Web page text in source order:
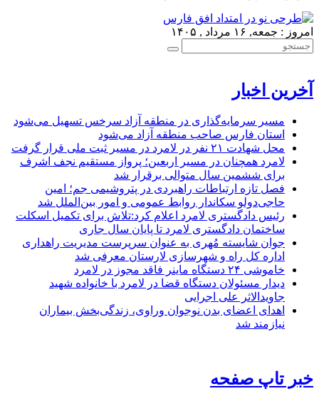
امروز : جمعه, ۱۶ مرداد , ۱۴۰۵
آخرین اخبار
مسیر سرمایه‌گذاری در منطقه آزاد سرخس تسهیل می‌شود
استان فارس صاحب منطقه آزاد می‌شود
محل شهادت ۲۱ نفر در لامرد در مسیر ثبت ملی قرار گرفت
لامرد همچنان در مسیر اربعین؛ پرواز مستقیم نجف اشرف
برای ششمین سال متوالی برقرار شد
فصل تازه ارتباطات راهبردی در پتروشیمی جم؛ امین
حاجی‌دولو سکاندار روابط عمومی و امور بین‌الملل شد
رئیس دادگستری لامرد اعلام کرد:تلاش برای تکمیل اسکلت
ساختمان دادگستری لامرد تا پایان سال جاری
جوان شایسته مُهری به عنوان سرپرست مدیریت راهداری
اداره کل راه و شهرسازی لارستان معرفی شد
خاموشی ۲۴ دستگاه ماینر فاقد مجوز در لامرد
دیدار مسئولان دستگاه قضا در لامرد با خانواده شهید
جاویدالاثر علی اجرایی
اهدای اعضای بدن نوجوان وراوی، زندگی‌بخش بیماران
نیازمند شد
خبر تاپ صفحه